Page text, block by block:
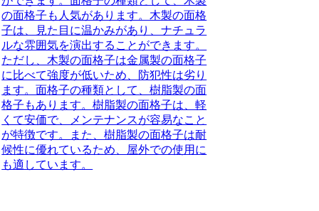
の面格子も人気があります。木製の面格
子は、見た目に温かみがあり、ナチュラ
ルな雰囲気を演出することができます。
ただし、木製の面格子は金属製の面格子
に比べて強度が低いため、防犯性は劣り
ます。面格子の種類として、樹脂製の面
格子もあります。樹脂製の面格子は、軽
くて安価で、メンテナンスが容易なこと
が特徴です。また、樹脂製の面格子は耐
候性に優れているため、屋外での使用に
も適しています。